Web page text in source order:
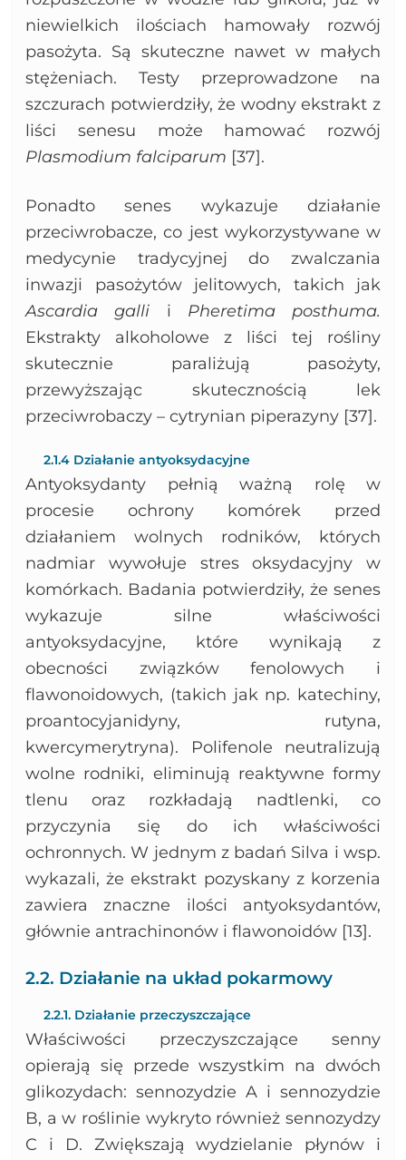
niewielkich ilościach hamowały rozwój
pasożyta. Są skuteczne nawet w małych
stężeniach. Testy przeprowadzone na
szczurach potwierdziły, że wodny ekstrakt z
liści senesu może hamować rozwój
Plasmodium falciparum [37].
Ponadto senes wykazuje działanie
przeciwrobacze, co jest wykorzystywane w
medycynie tradycyjnej do zwalczania
inwazji pasożytów jelitowych, takich jak
Ascardia galli i Pheretima posthuma.
Ekstrakty alkoholowe z liści tej rośliny
skutecznie paraliżują pasożyty,
przewyższając skutecznością lek
przeciwrobaczy – cytrynian piperazyny [37].
2.1.4 Działanie antyoksydacyjne
Antyoksydanty pełnią ważną rolę w
procesie ochrony komórek przed
działaniem wolnych rodników, których
nadmiar wywołuje stres oksydacyjny w
komórkach. Badania potwierdziły, że senes
wykazuje silne właściwości
antyoksydacyjne, które wynikają z
obecności związków fenolowych i
flawonoidowych, (takich jak np. katechiny,
proantocyjanidyny, rutyna,
kwercymerytryna). Polifenole neutralizują
wolne rodniki, eliminują reaktywne formy
tlenu oraz rozkładają nadtlenki, co
przyczynia się do ich właściwości
ochronnych. W jednym z badań Silva i wsp.
wykazali, że ekstrakt pozyskany z korzenia
zawiera znaczne ilości antyoksydantów,
głównie antrachinonów i flawonoidów [13].
2.2. Działanie na układ pokarmowy
2.2.1. Działanie przeczyszczające
Właściwości przeczyszczające senny
opierają się przede wszystkim na dwóch
glikozydach: sennozydzie A i sennozydzie
B, a w roślinie wykryto również sennozydzy
C i D. Zwiększają wydzielanie płynów i